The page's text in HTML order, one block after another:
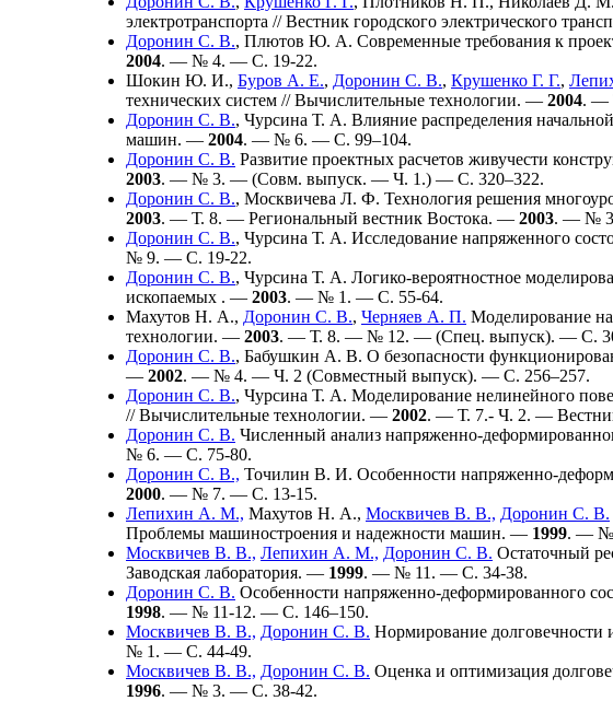
электротранспорта // Вестник городского электрического
Доронин С. В., Плютов Ю. А. Современные требования к
2004. — № 4. — С. 19-22.
Шокин Ю. И., Буров А. Е., Доронин С. В., Крушенко Г. Г.,
технических систем // Вычислительные технологии. — 2004. —
Доронин С. В., Чурсина Т. А. Влияние распределения
машин. — 2004. — № 6. — С. 99–104.
Доронин С. В. Развитие проектных расчетов живучести
2003. — № 3. — (Совм. выпуск. — Ч. 1.) — С. 320–322.
Доронин С. В., Москвичева Л. Ф. Технология решения
2003. — Т. 8. — Региональный вестник Востока. — 2003. — №
Доронин С. В., Чурсина Т. А. Исследование напряженного
№ 9. — С. 19-22.
Доронин С. В., Чурсина Т. А. Логико-вероятностное
ископаемых . — 2003. — № 1. — С. 55-64.
Махутов Н. А., Доронин С. В., Черняев А. П. Моделирование
технологии. — 2003. — Т. 8. — № 12. — (Спец. выпуск). — С.
Доронин С. В., Бабушкин А. В. О безопасности
— 2002. — № 4. — Ч. 2 (Совместный выпуск). — С. 256–257.
Доронин С. В., Чурсина Т. А. Моделирование нелинейного
// Вычислительные технологии. — 2002. — Т. 7.- Ч. 2. —
Доронин С. В. Численный анализ напряженно-
№ 6. — С. 75-80.
Доронин С. В., Точилин В. И. Особенности напряженно-
2000. — № 7. — С. 13-15.
Лепихин А. М., Махутов Н. А., Москвичев В. В., Доронин С. В.
Проблемы машиностроения и надежности машин. — 1999. — №
Москвичев В. В., Лепихин А. М., Доронин С. В. Остаточный
Заводская лаборатория. — 1999. — № 11. — С. 34-38.
Доронин С. В. Особенности напряженно-деформированного
1998. — № 11-12. — С. 146–150.
Москвичев В. В., Доронин С. В. Нормирование
№ 1. — С. 44-49.
Москвичев В. В., Доронин С. В. Оценка и оптимизация
1996. — № 3. — C. 38-42.